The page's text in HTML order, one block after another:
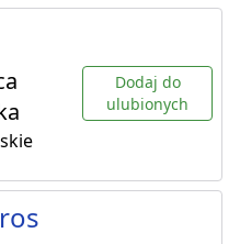
Dodaj do
ulubionych